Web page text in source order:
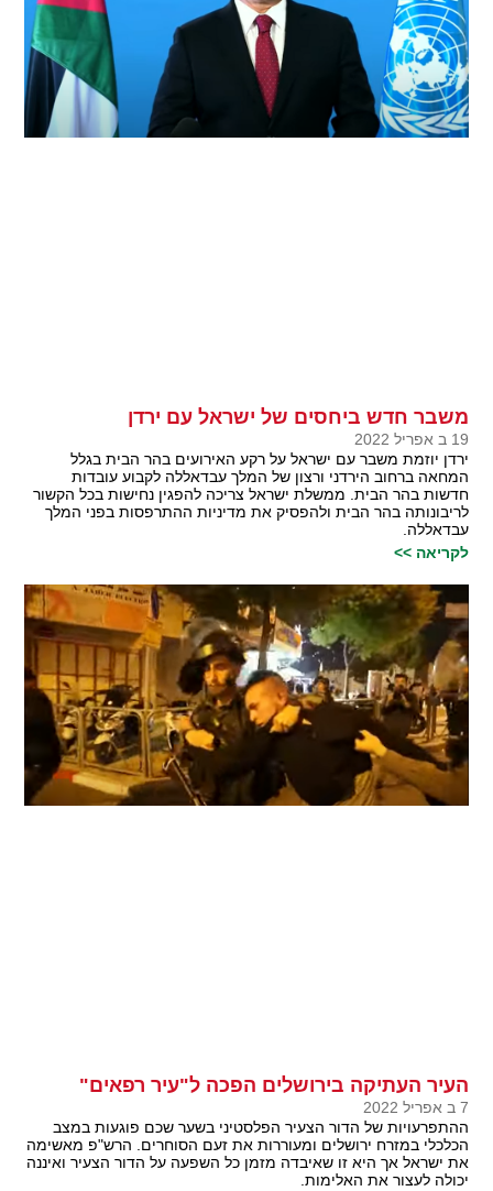
משבר חדש ביחסים של ישראל עם ירדן
19 ב אפריל 2022
ירדן יוזמת משבר עם ישראל על רקע האירועים בהר הבית בגלל
המחאה ברחוב הירדני ורצון של המלך עבדאללה לקבוע עובדות
חדשות בהר הבית. ממשלת ישראל צריכה להפגין נחישות בכל הקשור
לריבונותה בהר הבית ולהפסיק את מדיניות ההתרפסות בפני המלך
עבדאללה.
לקריאה >>
העיר העתיקה בירושלים הפכה ל"עיר רפאים"
7 ב אפריל 2022
ההתפרעויות של הדור הצעיר הפלסטיני בשער שכם פוגעות במצב
הכלכלי במזרח ירושלים ומעוררות את זעם הסוחרים. הרש"פ מאשימה
את ישראל אך היא זו שאיבדה מזמן כל השפעה על הדור הצעיר ואיננה
יכולה לעצור את האלימות.